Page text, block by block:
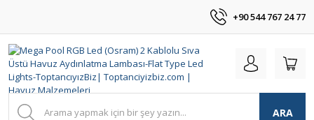
+90 544 767 24 77
ARA